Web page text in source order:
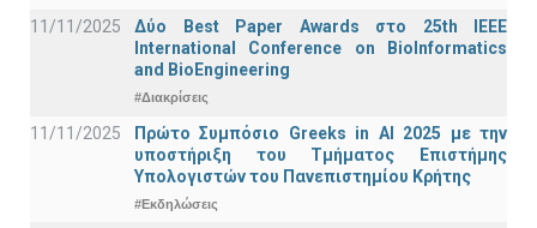
11/11/2025
Δύο Best Paper Awards στο 25th IEEE
International Conference on BioInformatics
and BioEngineering
#Διακρίσεις
11/11/2025
Πρώτο Συμπόσιο Greeks in AI 2025 με την
υποστήριξη του Τμήματος Επιστήμης
Υπολογιστών του Πανεπιστημίου Κρήτης
#Εκδηλώσεις